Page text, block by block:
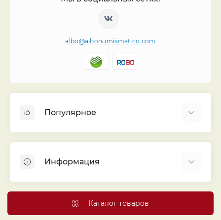
albo@albonumismatico.com
Популярное
Монеты
Банкноты
Листы для монет
Капсулы и холдеры
Информация
Договор публичной оферты
Каталог товаров